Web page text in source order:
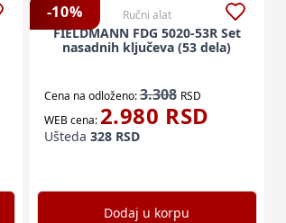
-10% Ručni alat
FIELDMANN FDG 5020-53R Set
nasadnih ključeva (53 dela)
Cena na odloženo:3.308 RSD
WEB cena: 2.980 RSD
Ušteda 328RSD
Dodaj u korpu